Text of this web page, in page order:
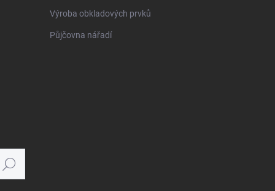
Výroba obkladových prvků
Půjčovna nářadí